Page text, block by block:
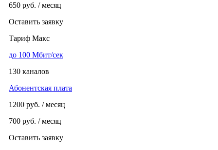
650 руб. / месяц
Оставить заявку
Тариф Макс
до 100 Мбит/сек
130 каналов
Абонентская плата
1200 руб. / месяц
700 руб. / месяц
Оставить заявку